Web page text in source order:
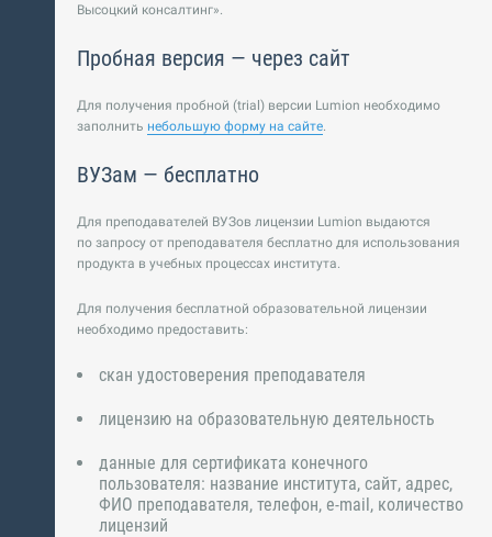
Высоцкий консалтинг».
Пробная версия — через сайт
Для получения пробной (trial) версии Lumion необходимо
заполнить небольшую форму на сайте.
ВУЗам — бесплатно
Для преподавателей ВУЗов лицензии Lumion выдаются
по запросу от преподавателя бесплатно для использования
продукта в учебных процессах института.
Для получения бесплатной образовательной лицензии
необходимо предоставить:
скан удостоверения преподавателя
лицензию на образовательную деятельность
данные для сертификата конечного
пользователя: название института, сайт, адрес,
ФИО преподавателя, телефон, e-mail, количество
лицензий